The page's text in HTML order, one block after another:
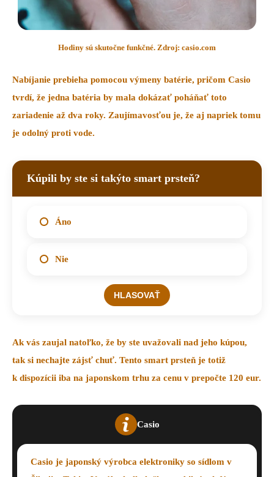
Hodiny sú skutočne funkčné. Zdroj: casio.com
Nabíjanie prebieha pomocou výmeny batérie, pričom Casio
tvrdí, že jedna batéria by mala dokázať poháňať toto
zariadenie až dva roky. Zaujímavosťou je, že aj napriek tomu
je odolný proti vode.
Kúpili by ste si takýto smart prsteň?
Áno
Nie
Ak vás zaujal natoľko, že by ste uvažovali nad jeho kúpou,
tak si nechajte zájsť chuť. Tento smart prsteň je totiž
k dispozícii iba na japonskom trhu za cenu v prepočte 120 eur.
Casio
Casio je japonský výrobca elektroniky so sídlom v